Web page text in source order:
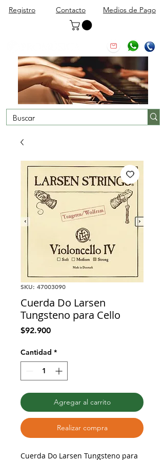
Registro Contacto Medios de Pago
SKU: 47003090
Cuerda Do Larsen
Tungsteno para Cello
$92.900Precio
Cantidad *
Agregar al carrito
Realizar compra
Cuerda Do Larsen Tungsteno para